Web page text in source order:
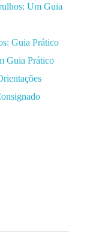
Um Guia
Guia Prático
Guia Prático